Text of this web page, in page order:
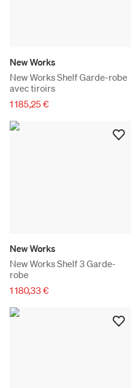
New Works
New Works Shelf Garde-robe
avec tiroirs
1 185,25 €
New Works
New Works Shelf 3 Garde-
robe
1 180,33 €